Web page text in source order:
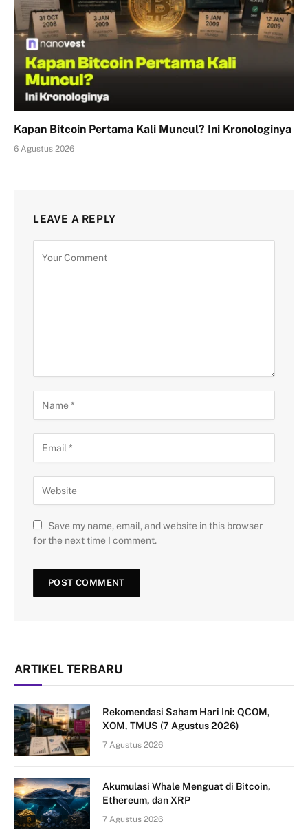
Kapan Bitcoin Pertama Kali Muncul? Ini Kronologinya
6 Agustus 2026
LEAVE A REPLY
Save my name, email, and website in this browser
for the next time I comment.
ARTIKEL TERBARU
Rekomendasi Saham Hari Ini: QCOM,
XOM, TMUS (7 Agustus 2026)
7 Agustus 2026
Akumulasi Whale Menguat di Bitcoin,
Ethereum, dan XRP
7 Agustus 2026